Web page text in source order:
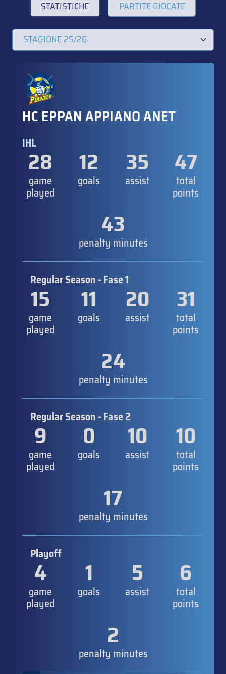
STATISTICHE PARTITE GIOCATE
HC EPPAN APPIANO ANET
IHL
28
game
played
12
goals
35
assist
47
total
points
43
penalty minutes
Regular Season - Fase 1
15
game
played
11
goals
20
assist
31
total
points
24
penalty minutes
Regular Season - Fase 2
9
game
played
0
goals
10
assist
10
total
points
17
penalty minutes
Playoff
4
game
played
1
goals
5
assist
6
total
points
2
penalty minutes